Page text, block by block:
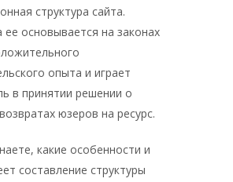
структура сайта.
ее основывается на законах
опыта и играет
в принятии решении о
юзеров на ресурс.
какие особенности и
составление структуры